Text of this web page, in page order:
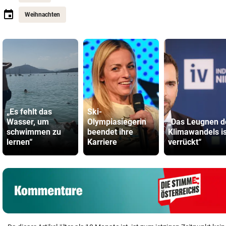
Weihnachten
„Es fehlt das
Wasser, um
schwimmen zu
lernen“
Ski-
Olympiasiegerin
beendet ihre
Karriere
„Das Leugnen
Klimawandels
verrückt“